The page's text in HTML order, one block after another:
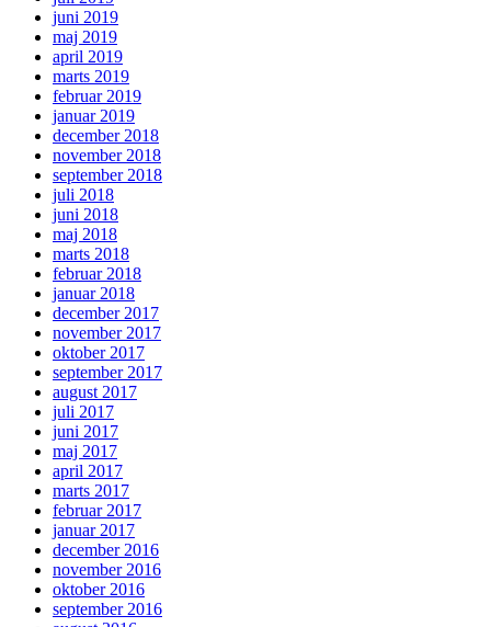
juni 2019
maj 2019
april 2019
marts 2019
februar 2019
januar 2019
december 2018
november 2018
september 2018
juli 2018
juni 2018
maj 2018
marts 2018
februar 2018
januar 2018
december 2017
november 2017
oktober 2017
september 2017
august 2017
juli 2017
juni 2017
maj 2017
april 2017
marts 2017
februar 2017
januar 2017
december 2016
november 2016
oktober 2016
september 2016